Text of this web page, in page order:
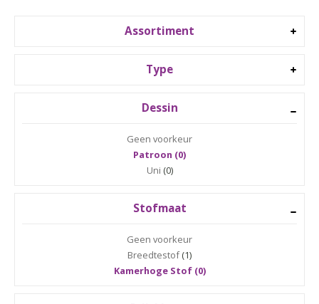
Assortiment
Type
Dessin
Geen voorkeur
Patroon (0)
Uni (0)
Stofmaat
Geen voorkeur
Breedtestof(1)
Kamerhoge Stof (0)